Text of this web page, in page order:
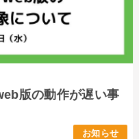
版の動作が遅い事
お知らせ